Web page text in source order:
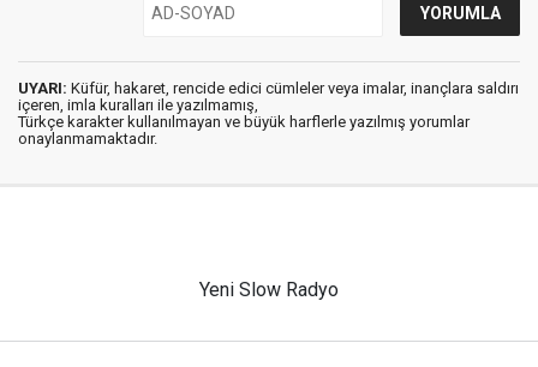
UYARI: Küfür, hakaret, rencide edici cümleler veya imalar, inançlara saldırı
içeren, imla kuralları ile yazılmamış,
Türkçe karakter kullanılmayan ve büyük harflerle yazılmış yorumlar
onaylanmamaktadır.
Yeni Slow Radyo